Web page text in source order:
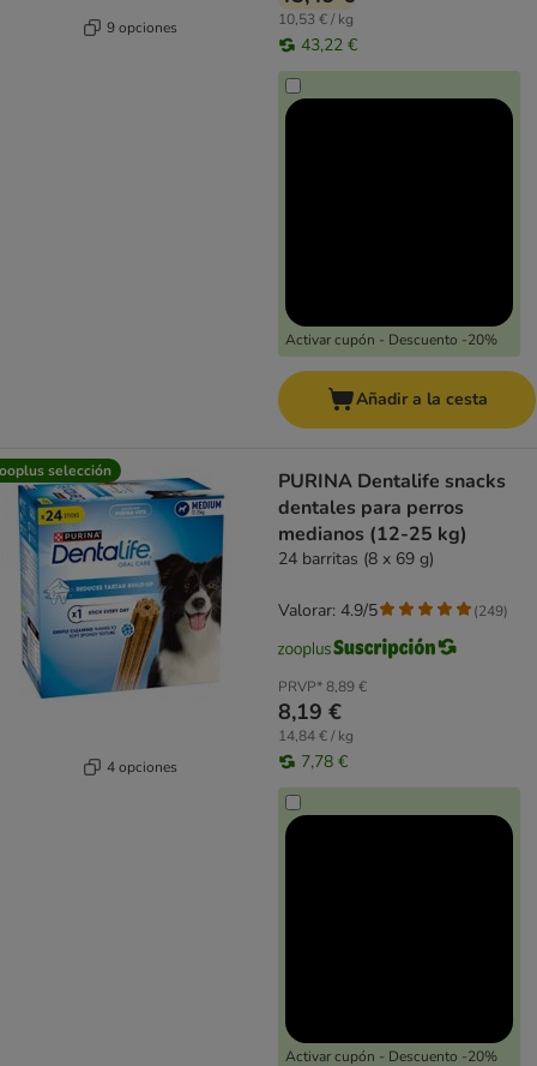
9 opciones 10,53 € / kg
43,22 €
Activar cupón - Descuento -20%
Añadir a la cesta
selección
4 opciones
PURINA Dentalife snacks
dentales para perros
medianos (12-25 kg)
24 barritas (8 x 69 g)
PRVP*8,89 €
8,19 €
14,84 € / kg
7,78 €
Activar cupón - Descuento -20%
Valorar: 4.9/5 (249)